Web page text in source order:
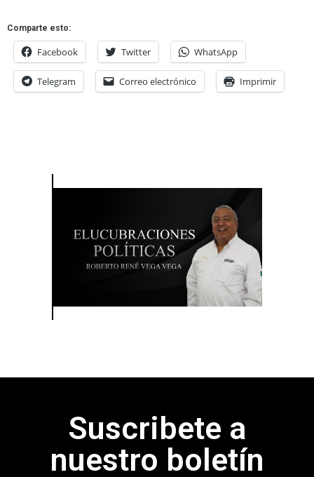
Comparte esto:
Facebook Twitter WhatsApp
Telegram Correo electrónico Imprimir
Suscribete a
nuestro boletín